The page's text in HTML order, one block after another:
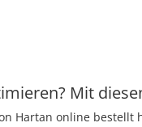
Mit
Hartan online